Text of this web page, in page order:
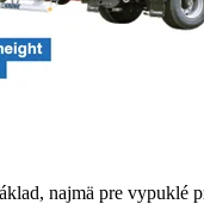
najmä pre vypuklé